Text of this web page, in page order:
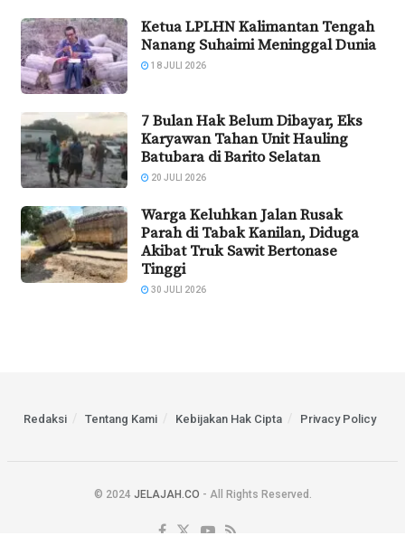
Ketua LPLHN Kalimantan Tengah
Nanang Suhaimi Meninggal Dunia
18 JULI 2026
7 Bulan Hak Belum Dibayar, Eks
Karyawan Tahan Unit Hauling
Batubara di Barito Selatan
20 JULI 2026
Warga Keluhkan Jalan Rusak
Parah di Tabak Kanilan, Diduga
Akibat Truk Sawit Bertonase
Tinggi
30 JULI 2026
Redaksi Tentang Kami Kebijakan Hak Cipta Privacy Policy
© 2024 JELAJAH.CO - All Rights Reserved.